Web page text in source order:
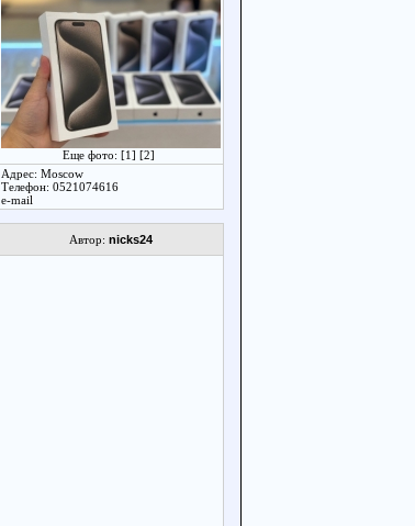
Еще фото: [1] [2]
Адрес: Moscow
Телефон: 0521074616
e-mail
Автор: nicks24